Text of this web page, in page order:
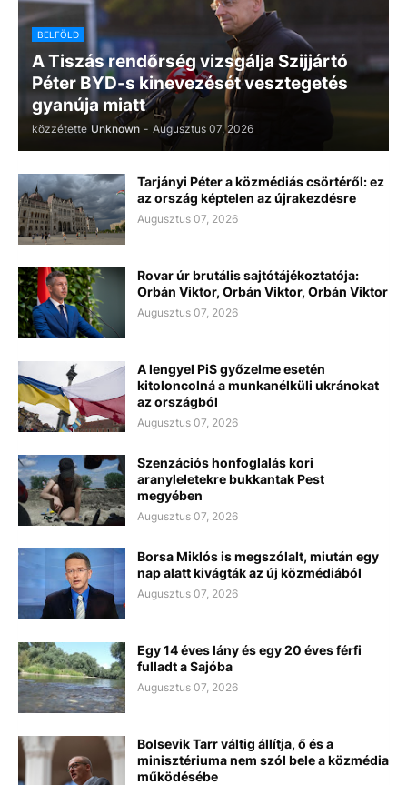
BELFÖLD
A Tiszás rendőrség vizsgálja Szijjártó
Péter BYD-s kinevezését vesztegetés
gyanúja miatt
közzétette Unknown - Augusztus 07, 2026
Tarjányi Péter a közmédiás csörtéről: ez
az ország képtelen az újrakezdésre
Augusztus 07, 2026
Rovar úr brutális sajtótájékoztatója:
Orbán Viktor, Orbán Viktor, Orbán Viktor
Augusztus 07, 2026
A lengyel PiS győzelme esetén
kitoloncolná a munkanélküli ukránokat
az országból
Augusztus 07, 2026
Szenzációs honfoglalás kori
aranyleletekre bukkantak Pest
megyében
Augusztus 07, 2026
Borsa Miklós is megszólalt, miután egy
nap alatt kivágták az új közmédiából
Augusztus 07, 2026
Egy 14 éves lány és egy 20 éves férfi
fulladt a Sajóba
Augusztus 07, 2026
Bolsevik Tarr váltig állítja, ő és a
minisztériuma nem szól bele a közmédia
működésébe